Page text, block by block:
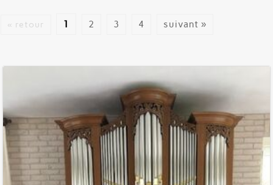
« retour 1 2 3 4 suivant »